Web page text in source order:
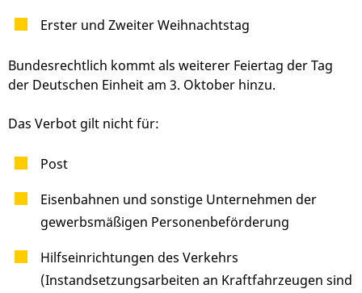
Erster und Zweiter Weihnachtstag
Bundesrechtlich kommt als weiterer Feiertag der Tag
der Deutschen Einheit am 3. Oktober hinzu.
Das Verbot gilt nicht für:
Post
Eisenbahnen und sonstige Unternehmen der
gewerbsmäßigen Personenbeförderung
Hilfseinrichtungen des Verkehrs
(Instandsetzungsarbeiten an Kraftfahrzeugen sind